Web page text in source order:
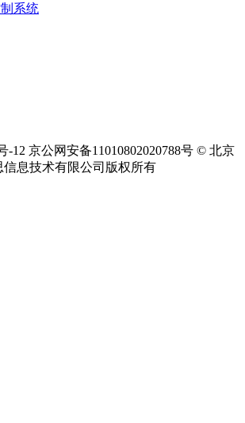
系统
-12 京公网安备11010802020788号 © 北京
信息技术有限公司版权所有